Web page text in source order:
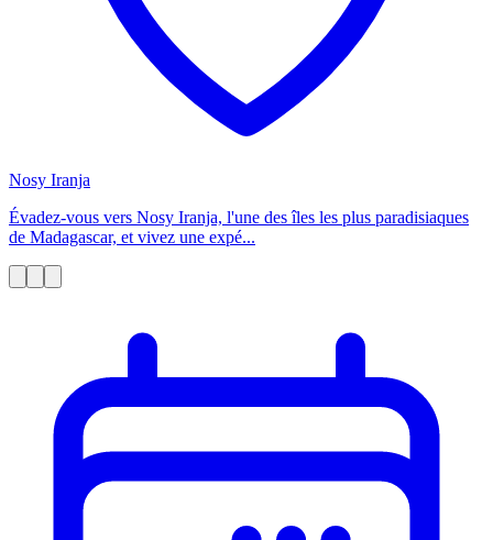
Nosy Iranja
Évadez-vous vers Nosy Iranja, l'une des îles les plus paradisiaques
de Madagascar, et vivez une expé...